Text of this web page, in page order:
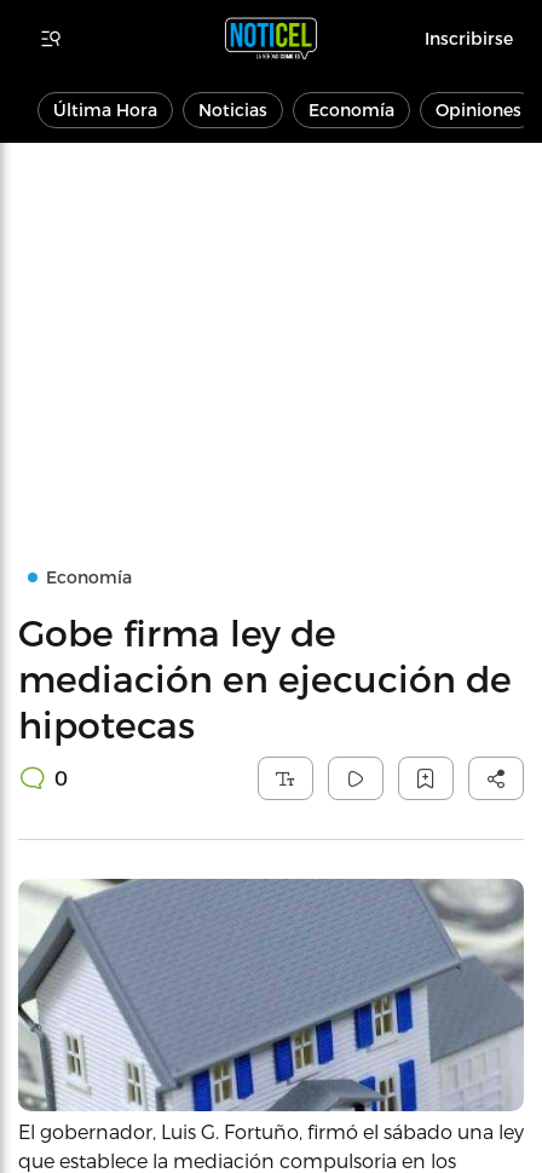
Inscribirse
Última Hora Noticias Economía Opiniones
Economía
Gobe firma ley de
mediación en ejecución de
hipotecas
0
El gobernador, Luis G. Fortuño, firmó el sábado una ley
que establece la mediación compulsoria en los